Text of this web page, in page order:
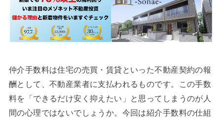
仲介手数料は住宅の売買・賃貸といった不動産契約の報
酬として、不動産業者に支払われるものです。この手数
料を「できるだけ安く抑えたい」と思ってしまうのが人
間の心理ではないでしょうか。今回は紹介手数料の仕組